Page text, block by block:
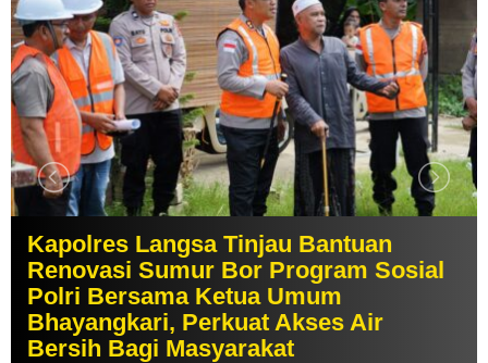
Kapolres Langsa Tinjau Bantuan
Renovasi Sumur Bor Program Sosial
Polri Bersama Ketua Umum
Bhayangkari, Perkuat Akses Air
Bersih Bagi Masyarakat